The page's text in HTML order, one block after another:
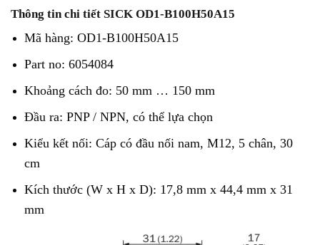
Thông tin chi tiết SICK OD1-B100H50A15
Mã hàng: OD1-B100H50A15
Part no: 6054084
Khoảng cách đo: 50 mm … 150 mm
Đầu ra: PNP / NPN, có thể lựa chọn
Kiểu kết nối: Cáp có đầu nối nam, M12, 5 chân, 30
cm
Kích thước (W x H x D): 17,8 mm x 44,4 mm x 31
mm